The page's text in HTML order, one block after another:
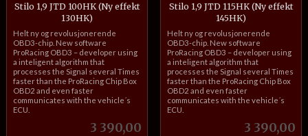
Stilo 1,9 JTD 100HK (Ny effekt
130HK)
Pris
3 390,00
inkl.
mva.
Helt ny og revolusjonerende
OBD3-chip. New software
ProRacing OBD3 – developer using
a inteligent algorithm that
processes the Signal several Times
faster than the ProRacing Chip Box
OBD2 and even faster
communicates with the vehicle´s
ECU.
Stilo 1,9 JTD 115HK (Ny effekt
145HK)
Pris
3 390,00
inkl.
mva.
Helt ny og revolusjonerende
OBD3-chip. New software
ProRacing OBD3 – developer using
a inteligent algorithm that
processes the Signal several Times
faster than the ProRacing Chip Box
OBD2 and even faster
communicates with the vehicle´s
ECU.